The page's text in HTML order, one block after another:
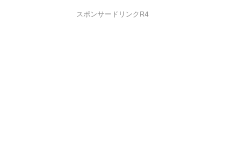
スポンサードリンクR4